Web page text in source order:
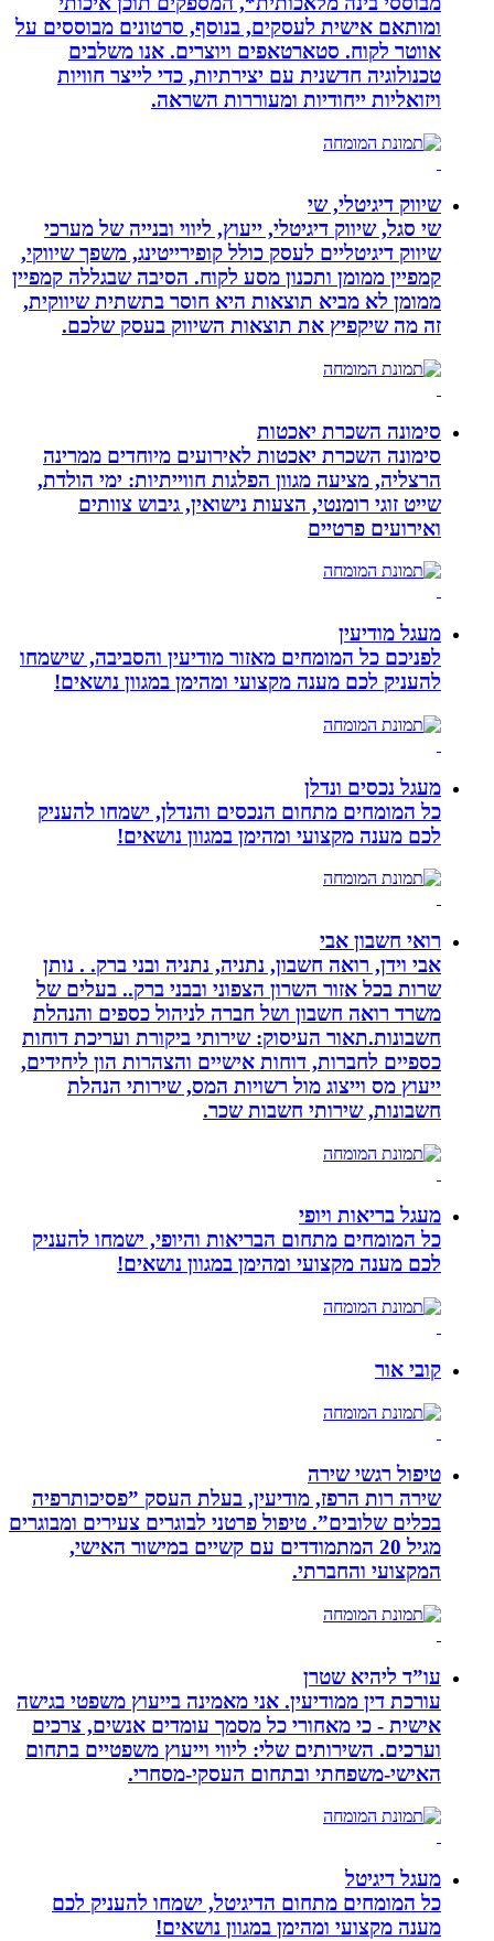
ומותאם אישית לעסקים, בנוסף, סרטונים מבוססים על
אווטר לקוח. סטארטאפים ויוצרים. אנו משלבים
טכנולוגיה חדשנית עם יצירתיות, כדי לייצר חוויות
ויזואליות ייחודיות ומעוררות השראה.
שיווק דיגיטלי, שי
שי סגל, שיווק דיגיטלי, ייעוץ, ליווי ובנייה של מערכי
שיווק דיגיטליים לעסק כולל קופירייטינג, משפך שיווקי,
קמפיין ממומן ותכנון מסע לקוח. הסיבה שבגללה קמפיין
ממומן לא מביא תוצאות היא חוסר בתשתית שיווקית,
זה מה שיקפיץ את תוצאות השיווק בעסק שלכם.
סימונה השכרת יאכטות
סימונה השכרת יאכטות לאירועים מיוחדים ממרינה
הרצליה, מציעה מגוון הפלגות חווייתיות: ימי הולדת,
שייט זוגי רומנטי, הצעות נישואין, גיבוש צוותים
ואירועים פרטיים
מעגל מודיעין
לפניכם כל המומחים מאזור מודיעין והסביבה, שישמחו
להעניק לכם מענה מקצועי ומהימן במגוון נושאים!
מעגל נכסים ונדלן
כל המומחים מתחום הנכסים והנדלן, ישמחו להעניק
לכם מענה מקצועי ומהימן במגוון נושאים!
רואי חשבון אבי
אבי וידן, רואה חשבון, נתניה, נתניה ובני ברק. . נותן
שרות בכל אזור השרון הצפוני ובבני ברק.. בעלים של
משרד רואה חשבון ושל חברה לניהול כספים והנהלת
חשבונות.תאור העיסוק: שירותי ביקורת ועריכת דוחות
כספיים לחברות, דוחות אישיים והצהרות הון ליחידים,
ייעוץ מס וייצוג מול רשויות המס, שירותי הנהלת
חשבונות, שירותי חשבות שכר.
מעגל בריאות ויופי
כל המומחים מתחום הבריאות והיופי, ישמחו להעניק
לכם מענה מקצועי ומהימן במגוון נושאים!
קובי אור
טיפול רגשי שירה
שירה רות הרפז, מודיעין, בעלת העסק ”פסיכותרפיה
בכלים שלובים”. טיפול פרטני לבוגרים צעירים ומבוגרים
מגיל 20 המתמודדים עם קשיים במישור האישי,
המקצועי והחברתי.
עו”ד ליהיא שטרן
עורכת דין ממודיעין. אני מאמינה בייעוץ משפטי בגישה
אישית - כי מאחורי כל מסמך עומדים אנשים, צרכים
וערכים. השירותים שלי: ליווי וייעוץ משפטיים בתחום
האישי-משפחתי ובתחום העסקי-מסחרי.
מעגל דיגיטל
כל המומחים מתחום הדיגיטל, ישמחו להעניק לכם
מענה מקצועי ומהימן במגוון נושאים!